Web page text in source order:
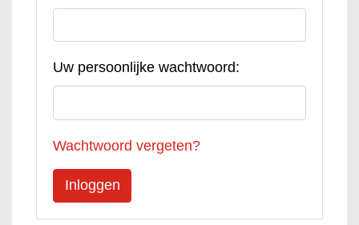
Uw persoonlijke wachtwoord:
Wachtwoord vergeten?